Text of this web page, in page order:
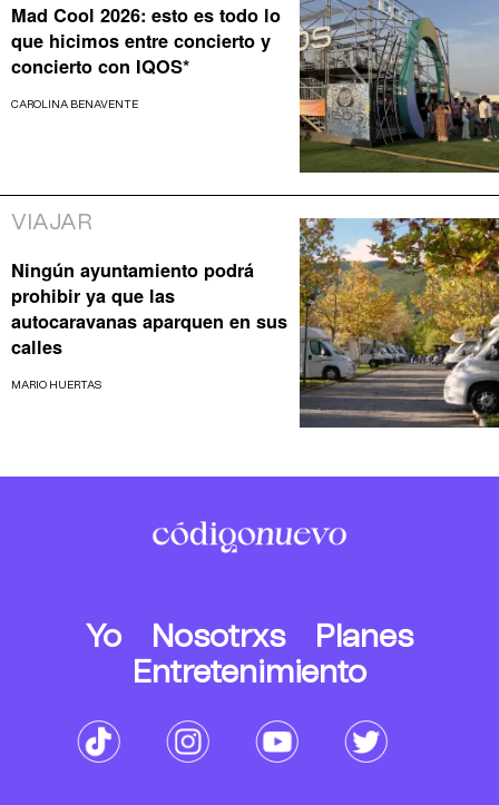
Mad Cool 2026: esto es todo lo
que hicimos entre concierto y
concierto con IQOS*
CAROLINA BENAVENTE
VIAJAR
Ningún ayuntamiento podrá
prohibir ya que las
autocaravanas aparquen en sus
calles
MARIO HUERTAS
Yo Nosotrxs
Planes
Entretenimiento